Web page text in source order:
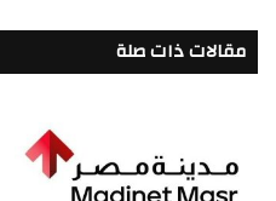
بدقة
50
ميجابكسل
مقالات ذات صلة